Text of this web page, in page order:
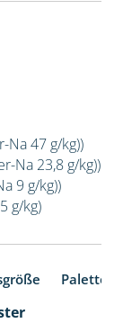
Na 47 g/kg))
Na 23,8 g/kg))
9 g/kg))
g/kg)